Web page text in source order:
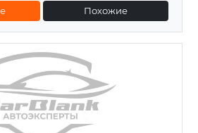
Похожие